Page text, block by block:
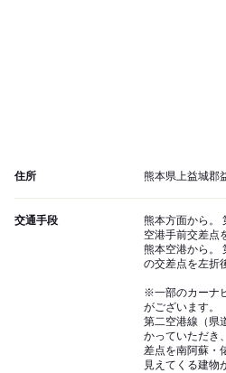
住所 熊本県上益城郡
交通手段
熊本方面から。
空港手前交差点
熊本空港から。
の交差点を左折
※一部のカーナ
がございます。
第二空港線（県
かっていただき
差点を南阿蘇・
見えてくる建物